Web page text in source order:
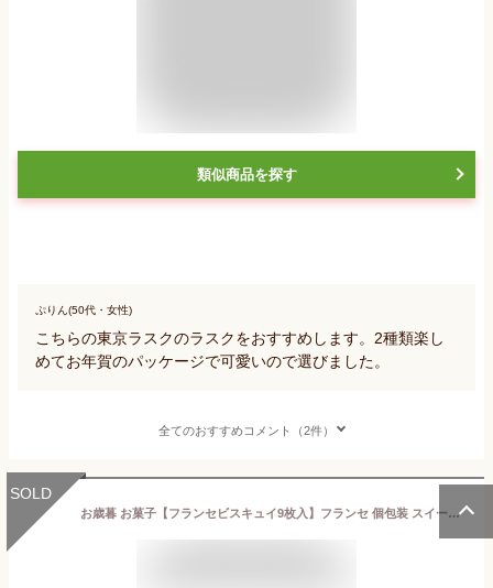
類似商品を探す
ぷりん(50代・女性)
こちらの東京ラスクのラスクをおすすめします。2種類楽し
めてお年賀のパッケージで可愛いので選びました。
全てのおすすめコメント（2件）
SOLD
お歳暮 お菓子【フランセビスキュイ9枚入】フランセ 個包装 スイーツ ギフト いちご ストロベリー 焼き菓子 洋菓子 内祝い お祝い 出産祝い お礼 可愛い おしゃれ 職場 退職 菓子折り ご挨拶 東京 お土産 手土産 人気 プレゼント クッキー ラングドシャ お年賀